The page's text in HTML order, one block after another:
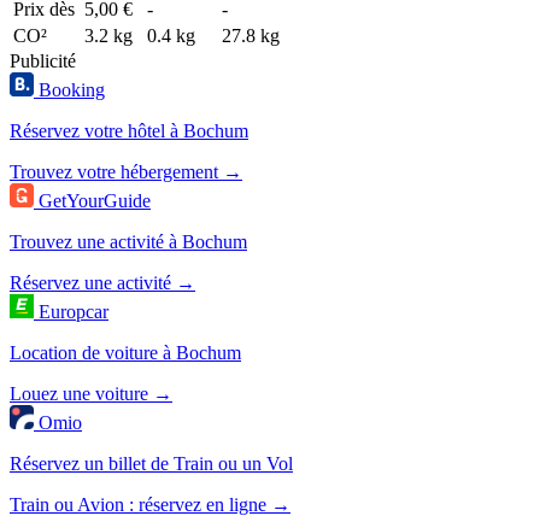
Prix dès 5,00 € -
-
CO²
3.2 kg 0.4 kg
27.8 kg
Publicité
Booking
Réservez votre hôtel à Bochum
Trouvez votre hébergement →
GetYourGuide
Trouvez une activité à Bochum
Réservez une activité →
Europcar
Location de voiture à Bochum
Louez une voiture →
Omio
Réservez un billet de Train ou un Vol
Train ou Avion : réservez en ligne →